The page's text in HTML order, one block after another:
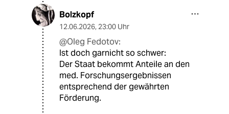
Bolzkopf
12.06.2026, 23:00 Uhr
@Oleg Fedotov:
Ist doch garnicht so schwer:
Der Staat bekommt Anteile an den
med. Forschungsergebnissen
entsprechend der gewährten
Förderung.